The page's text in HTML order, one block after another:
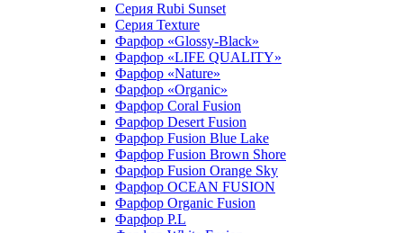
Серия Rubi Sunset
Серия Texture
Фарфор «Glossy-Black»
Фарфор «LIFE QUALITY»
Фарфор «Nature»
Фарфор «Organic»
Фарфор Coral Fusion
Фарфор Desert Fusion
Фарфор Fusion Blue Lake
Фарфор Fusion Brown Shore
Фарфор Fusion Orange Sky
Фарфор OCEAN FUSION
Фарфор Organic Fusion
Фарфор P.L